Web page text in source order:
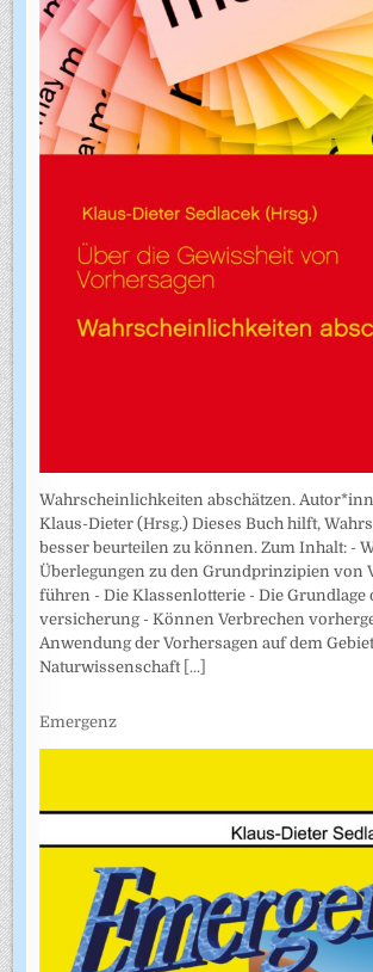
Wahrscheinlichkeiten abschätzen.
Klaus-Dieter (Hrsg.) Dieses Buch hilft,
besser beurteilen zu können. Zum Inhalt: -
Überlegungen zu den Grundprinzipien von
führen - Die Klassenlotterie - Die Grundlage
versicherung - Können Verbrechen
Anwendung der Vorhersagen auf dem
Naturwissenschaft [...]
Emergenz